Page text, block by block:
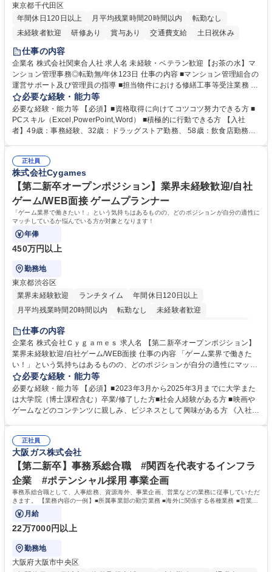
東京都千代田区
年間休日120日以上
月平均残業時間20時間以内
転勤なし
未経験者歓迎
研修あり 賞与あり 交通費支給 土日祝休み
仕事の内容
企業名 株式会社関東合人社 求人名 未経験・ベテラン歓迎【お茶の水】マ
ンション管理事務◎転勤無/年休123日 仕事の内容 ■マンション管理組合の
運営サポート及び管理員の指導 ■担当物件における修繕工事等受注業務 ■
事務所内での事務業務等 ★異業界からの転職者が多数活躍しています
【年収補足】532万円 ＋別途インセンティヴで平均約100万円/年（昨年度
実績） ＋管理業務主任者資格手当50,000円/月 ★親会社である株式会社合
人社計画研究所社のグループ会社として、質の高いサービスと適性価格を
無/年休123日
必要な経験・能力等
必要な経験・能力等 【必須】■資格取得に向けてコツコツ努力できる方 ■
PCスキル（Excel,PowerPoint,Word） ■積極的に行動できる方 【入社
者】49歳：事務経験、32歳：ドラッグストア勤務、 58歳：飲食店勤務
得出来ております！ 【魅力】■フレックス制度、未経験からでも下限年収
を一律支給！ ■管理業務主任者資格取得後には50,000円/月の手当あり！
学歴・資格 学歴：大学院 大学 高専 短大 専修学校 高校 語学力： 資格：第
一種運転免許普通自動車
正社員
株式会社Cygames
【第二新卒オープンポジション】業界未経験歓迎/自社
ゲーム/WEB面接 ゲームプランナー
「ゲーム業界で働きたい！」という気持ちはあるものの、どのポジションが自分の適性に
マッチしているか悩んでいる方が対象となります！
年俸
450万円以上
勤務地
東京都渋谷区
業界未経験歓迎
ランチタイム
年間休日120日以上
月平均残業時間20時間以内
転勤なし
未経験者歓迎
住宅手当あり
交通費支給
土日祝休み 服装自由 昼食補助あり
第二新卒歓迎
食事補助あり
仕事の内容
企業名 株式会社Ｃｙｇａｍｅｓ 求人名 【第二新卒オープンポジション】
業界未経験歓迎/自社ゲーム/WEB面接 仕事の内容 「ゲーム業界で働きた
い！」という気持ちはあるものの、どのポジションが自分の適性にマッチ
しているか悩んでいる方が対象となります！ 総合職（プランナー/データ
アナリストなど）、技術職（開発エンジニ ア/インフラエンジニアな
ど）、デザイン職（デザイナー/イラストレ ーターなど）等から、面接で
ご希望と適正にマッチしたポジションをご案内いたします。ゲームやエン
のご応募をお待ちしております。 募集職種 【第二新卒オープンポジショ
ン】業界未経験歓迎/自社ゲーム/WEB面接
必要な経験・能力等
必要な経験・能力等 【必須】■2023年3月から2025年3月までに大学また
は大学院（博士課程含む）卒業/修了した方■社会人経験がある方 ■映画や
ゲームなどのコンテンツに親しみ、ビジネスとして興味がある方 《入社実
正社員
大阪ガス株式会社
【第二新卒】事務系総合職 #関西を代表するインフラ
企業 #ポテンシャル採用 事業企画
事務系総合職として、人事総務、資源海外、事業企画、営業などの業務に従事していただ
きます。 【業務内容の一例】■所属事業部の勤労業務 ■海外に関係する各種業務 ■営業部
門の企画スタッフ、ルート営業
月給
22万7000円以上
勤務地
大阪府大阪市中央区